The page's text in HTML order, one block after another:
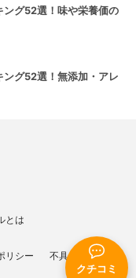
クチコミ
ング52選！味や栄養価の
ング52選！無添加・アレ
とは
リシー 不具合報告